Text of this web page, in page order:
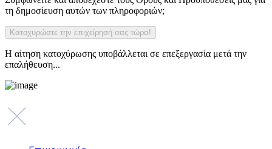
τη δημοσίευση αυτών των πληροφοριών;
Η αίτηση κατοχύρωσης υποβάλλεται σε επεξεργασία μετά την
επαλήθευση...